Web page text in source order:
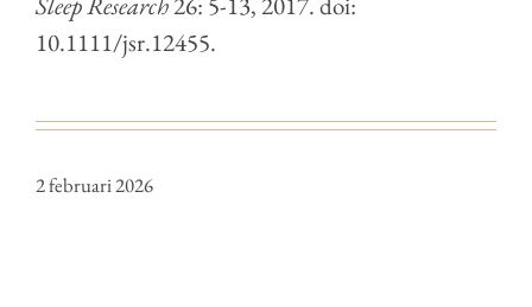
10.1111/jsr.12455.
2 februari 2026